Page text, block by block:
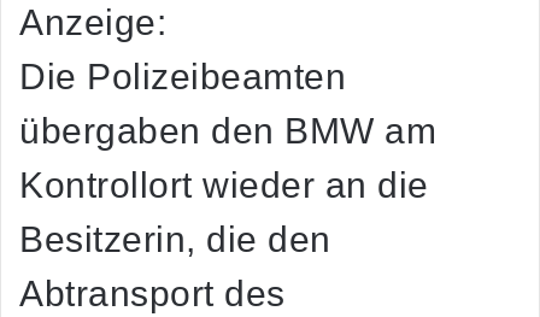
Anzeige:
Die Polizeibeamten
übergaben den BMW am
Kontrollort wieder an die
Besitzerin, die den
Abtransport des